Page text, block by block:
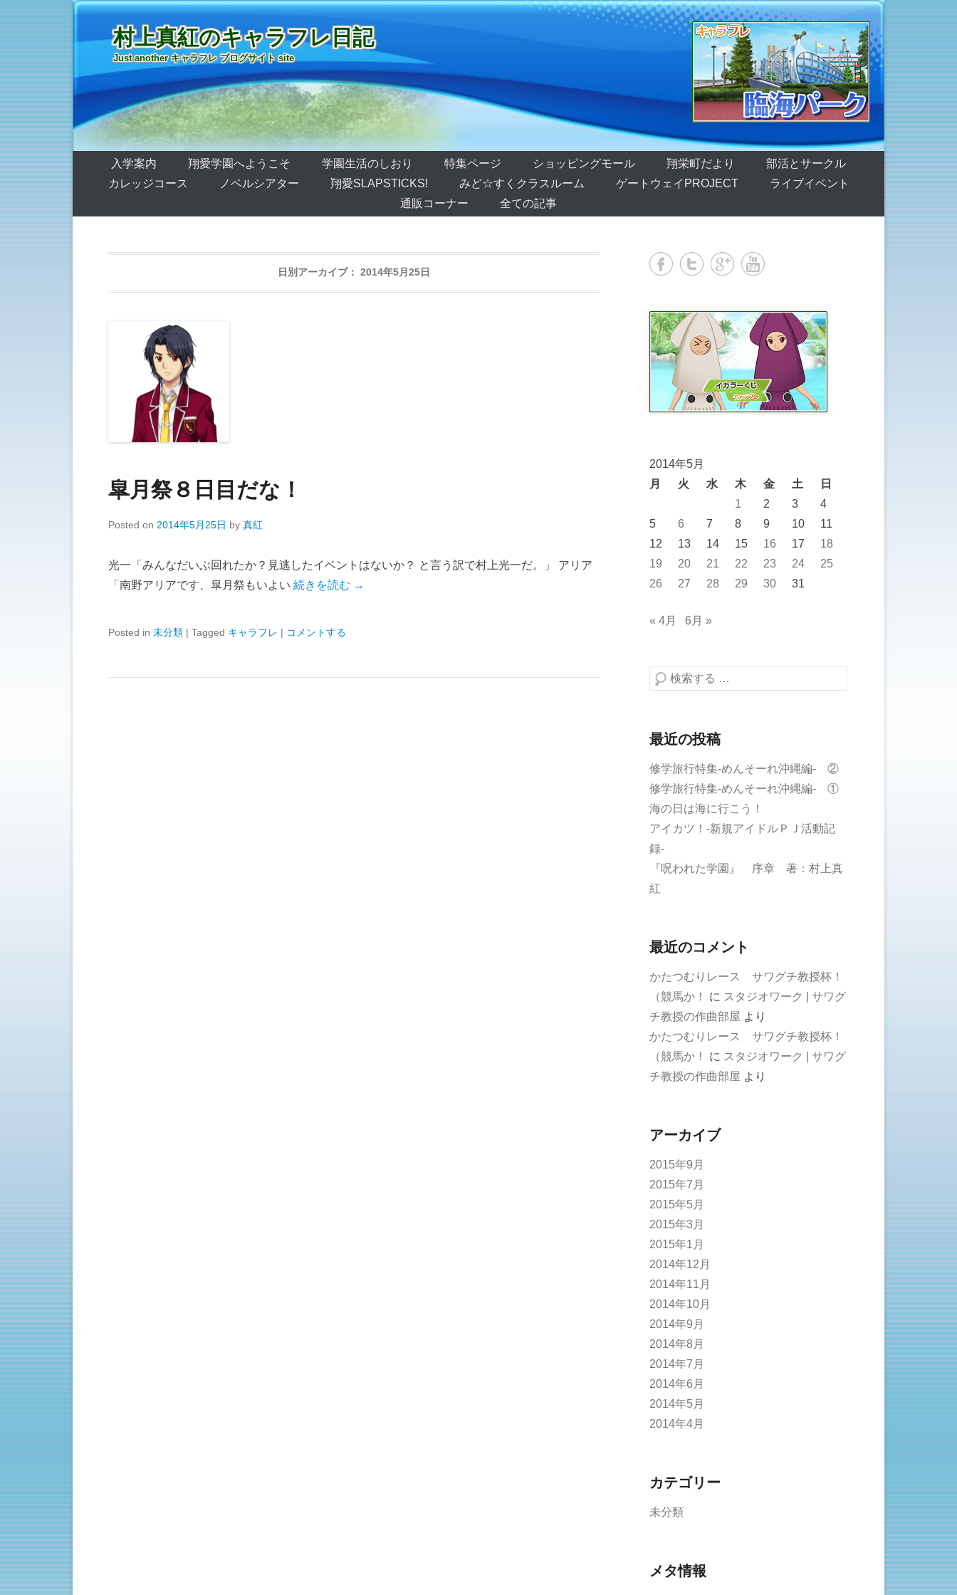
村上真紅のキャラフレ日記
Just another キャラフレ ブログサイト site
第1メニュー
コンテンツへ移動
入学案内 翔愛学園へようこそ 学園生活のしおり 特集ページ ショッピングモール 翔栄町だより
部活とサークル
カレッジコース
ノベルシアター 翔愛SLAPSTICKS! みど☆すくクラスルーム ゲートウェイPROJECT
ライブイベント
通販コーナー
全ての記事
日別アーカイブ： 2014年5月25日
皐月祭８日目だな！
Posted on 2014年5月25日 by 真紅
光一「みんなだいぶ回れたか？見逃したイベントはないか？ と言う訳で村上光一だ。」 アリア
「南野アリアです、皐月祭もいよい 続きを読む →
Posted in 未分類 | Tagged キャラフレ | コメントする
2014年5月
月
火 水 木 金 土
日
1
2 3
4
5
6 7 8 9 10
11
12
13 14 15 16 17
18
19
20 21 22 23 24
25
26
27 28 29 30 31
« 4月 6月 »
検索する
最近の投稿
修学旅行特集-めんそーれ沖縄編- ②
修学旅行特集-めんそーれ沖縄編- ①
海の日は海に行こう！
アイカツ！-新規アイドルＰＪ活動記
録-
『呪われた学園』 序章 著：村上真
紅
最近のコメント
かたつむりレース サワグチ教授杯！
（競馬か！
に スタジオワーク | サワグ
チ教授の作曲部屋 より
かたつむりレース サワグチ教授杯！
（競馬か！
に スタジオワーク | サワグ
チ教授の作曲部屋 より
アーカイブ
2015年9月
2015年7月
2015年5月
2015年3月
2015年1月
2014年12月
2014年11月
2014年10月
2014年9月
2014年8月
2014年7月
2014年6月
2014年5月
2014年4月
カテゴリー
未分類
メタ情報